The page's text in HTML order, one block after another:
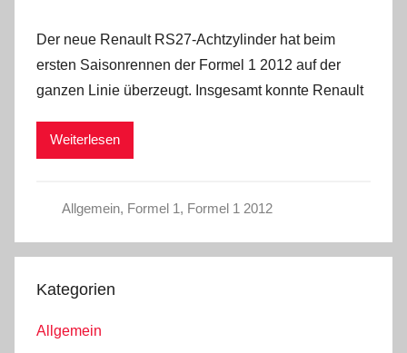
Der neue Renault RS27-Achtzylinder hat beim
ersten Saisonrennen der Formel 1 2012 auf der
ganzen Linie überzeugt. Insgesamt konnte Renault
Weiterlesen
Allgemein, Formel 1, Formel 1 2012
Kategorien
Allgemein